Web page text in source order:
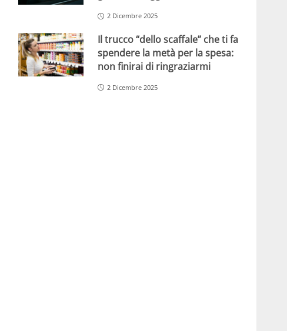
2 Dicembre 2025
Il trucco “dello scaffale” che ti fa
spendere la metà per la spesa:
non finirai di ringraziarmi
2 Dicembre 2025